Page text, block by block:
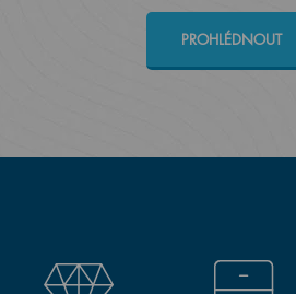
PROHLÉDNOUT